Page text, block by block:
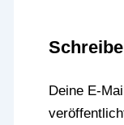
Deine E-